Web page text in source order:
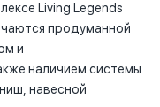
Living Legends
продуманной
и
наличием системы
навесной